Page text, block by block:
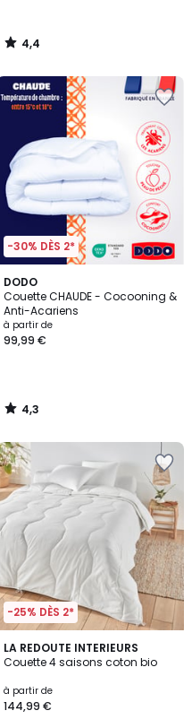
4,4
/
-30% DÈS 2*
DODO
Couette CHAUDE - Cocooning &
Anti-Acariens
à partir de
99,99 €
4,3
/ 5
4,3
/
-25% DÈS 2*
LA REDOUTE INTERIEURS
Couette 4 saisons coton bio
à partir de
144,99 €
4,5
/ 5